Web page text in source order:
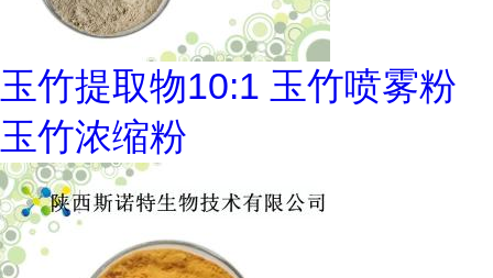
玉竹提取物10:1 玉竹喷雾粉
玉竹浓缩粉